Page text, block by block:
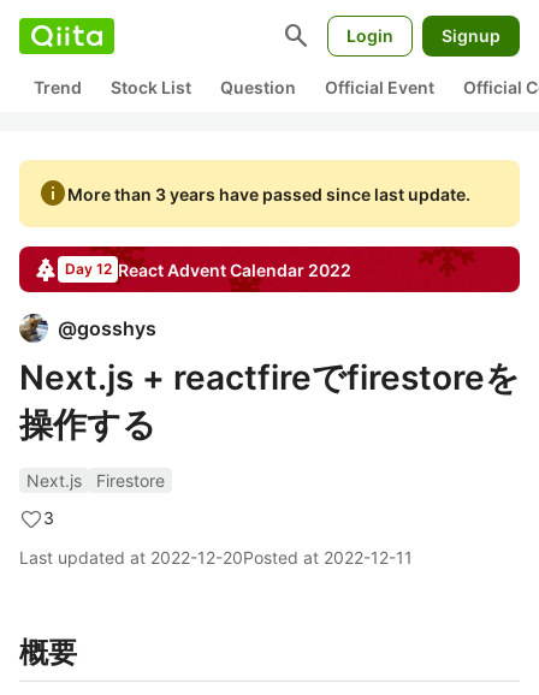
search Login Signup
Trend Stock List Question Official Event Official
infoMore than 3 years have passed since last update.
Day 12 ReactAdvent Calendar 2022
@gosshys
Next.js + reactfireでfirestoreを
操作する
Next.js
Firestore
3
Last updated at 2022-12-20Posted at 2022-12-11
概要